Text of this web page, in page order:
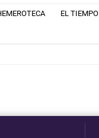
EL TIEMPO